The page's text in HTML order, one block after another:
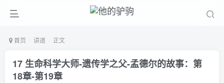
首页 讲道 正文
17 生命科学大师-遗传学之父-孟德尔的故事：第
18章-第19章